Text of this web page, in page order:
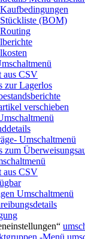
Kaufbedingungen
Stückliste (BOM)
Routing
aus CSV
zur Lagerlos
verschieben
Umschaltmenü
zum
aus CSV
Umschaltmenü
-Menü